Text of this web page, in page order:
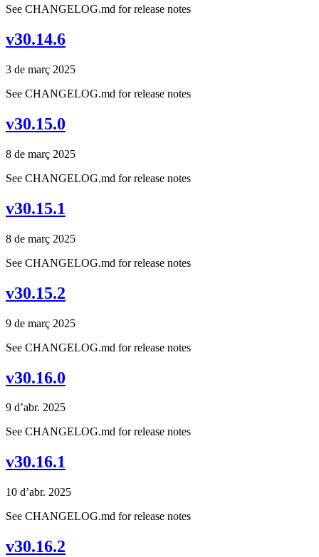
See CHANGELOG.md for release notes
v30.14.6
3 de març 2025
See CHANGELOG.md for release notes
v30.15.0
8 de març 2025
See CHANGELOG.md for release notes
v30.15.1
8 de març 2025
See CHANGELOG.md for release notes
v30.15.2
9 de març 2025
See CHANGELOG.md for release notes
v30.16.0
9 d’abr. 2025
See CHANGELOG.md for release notes
v30.16.1
10 d’abr. 2025
See CHANGELOG.md for release notes
v30.16.2